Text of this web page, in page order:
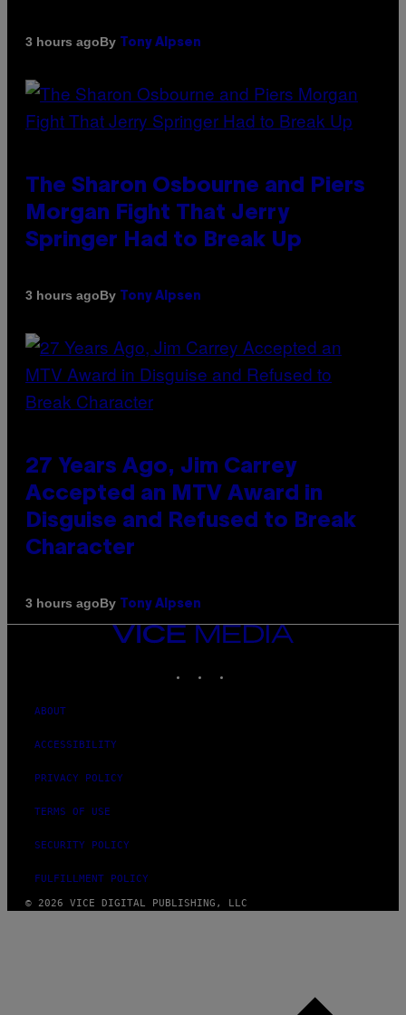
3 hours agoBy Tony Alpsen
The Sharon Osbourne and Piers
Morgan Fight That Jerry
Springer Had to Break Up
3 hours agoBy Tony Alpsen
27 Years Ago, Jim Carrey
Accepted an MTV Award in
Disguise and Refused to Break
Character
3 hours agoBy Tony Alpsen
VICE
MEDIA
ABOUT
ACCESSIBILITY
PRIVACY POLICY
TERMS OF USE
SECURITY POLICY
FULFILLMENT POLICY
© 2026 VICE DIGITAL PUBLISHING, LLC